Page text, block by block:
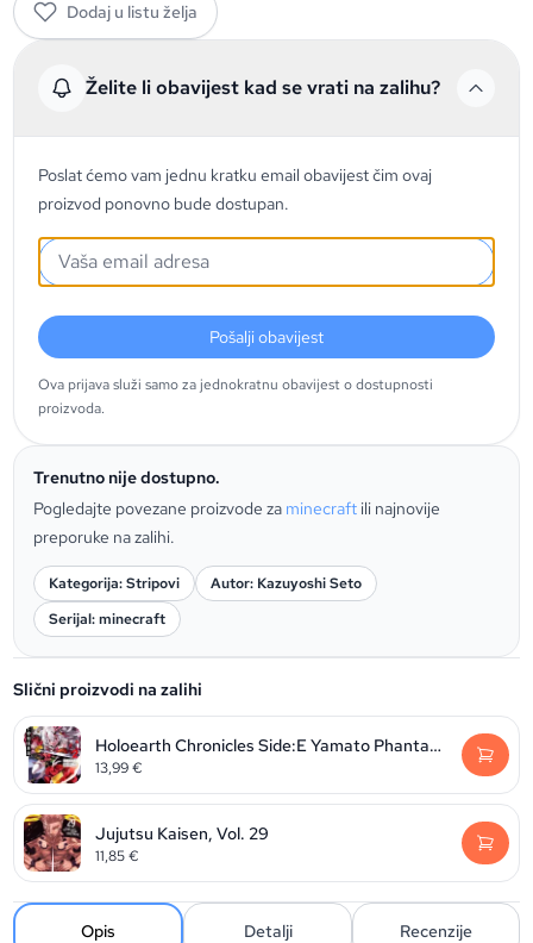
Dodaj u listu želja
Želite li obavijest kad se vrati na zalihu?
Poslat ćemo vam jednu kratku email obavijest čim ovaj
proizvod ponovno bude dostupan.
Pošalji obavijest
Ova prijava služi samo za jednokratnu obavijest o dostupnosti
proizvoda.
Trenutno nije dostupno.
Pogledajte povezane proizvode za minecraft ili najnovije
preporuke na zalihi.
Kategorija: Stripovi
Autor: Kazuyoshi Seto
Serijal: minecraft
Slični proizvodi na zalihi
Holoearth Chronicles Side:E Yamato Phantasia, Volume 2
13,99€
Jujutsu Kaisen, Vol. 29
11,85€
Opis Detalji Recenzije